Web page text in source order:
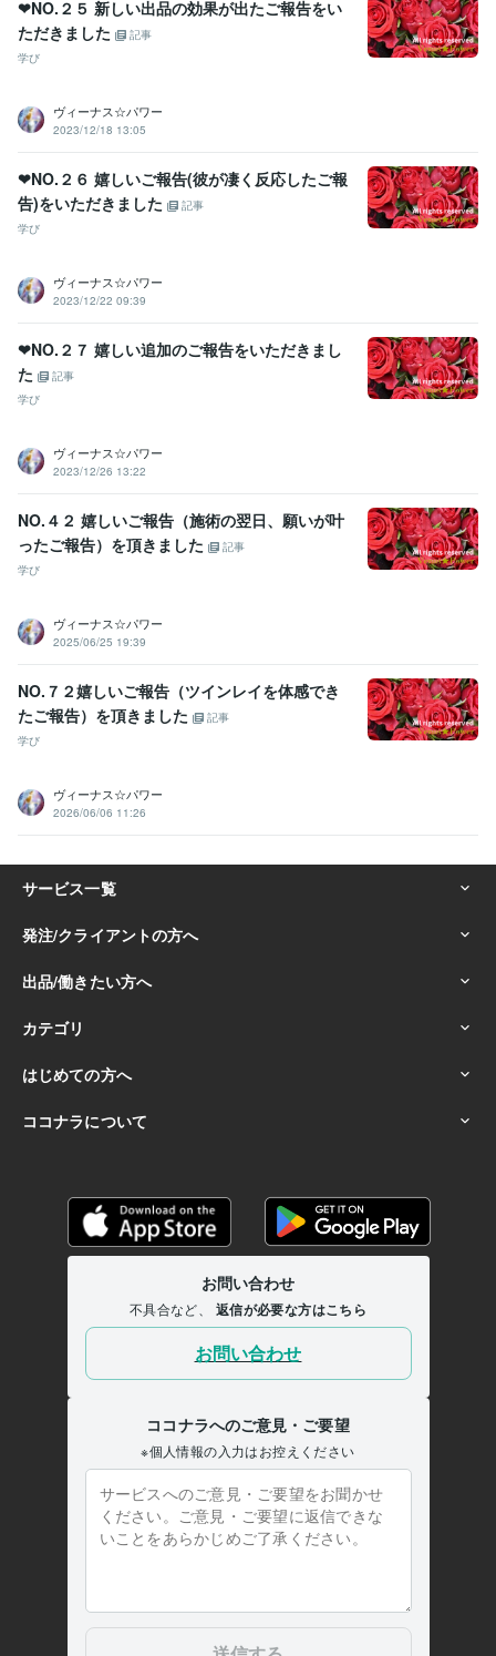
❤NO.２５ 新しい出品の効果が出たご報告をい
ただきました
記事
学び
ヴィーナス☆パワー
2023/12/18 13:05
❤NO.２６ 嬉しいご報告(彼が凄く反応したご報
告)をいただきました
記事
学び
ヴィーナス☆パワー
2023/12/22 09:39
❤NO.２７ 嬉しい追加のご報告をいただきまし
た
記事
学び
ヴィーナス☆パワー
2023/12/26 13:22
NO.４２ 嬉しいご報告（施術の翌日、願いが叶
ったご報告）を頂きました
記事
学び
ヴィーナス☆パワー
2025/06/25 19:39
NO.７２嬉しいご報告（ツインレイを体感でき
たご報告）を頂きました
記事
学び
ヴィーナス☆パワー
2026/06/06 11:26